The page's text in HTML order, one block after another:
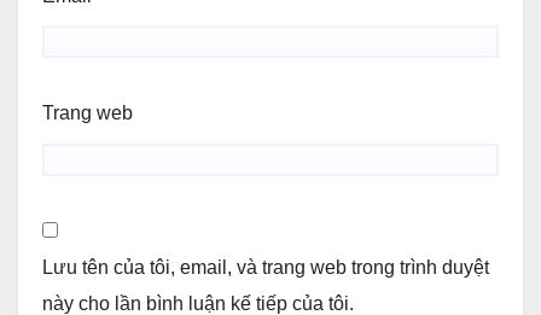
Trang web
Lưu tên của tôi, email, và trang web trong trình duyệt
này cho lần bình luận kế tiếp của tôi.